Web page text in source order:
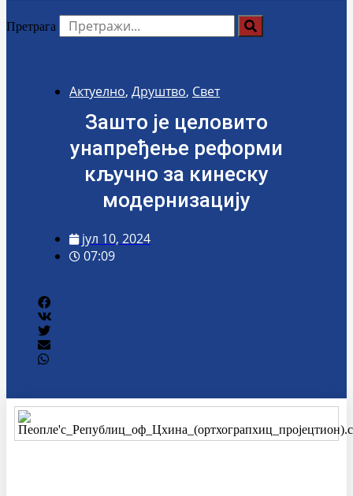
Претрага
Актуелно, Друштво, Свет
Зашто је целовито
унапређење реформи
кључно за кинеску
модернизацију
јул 10, 2024
07:09